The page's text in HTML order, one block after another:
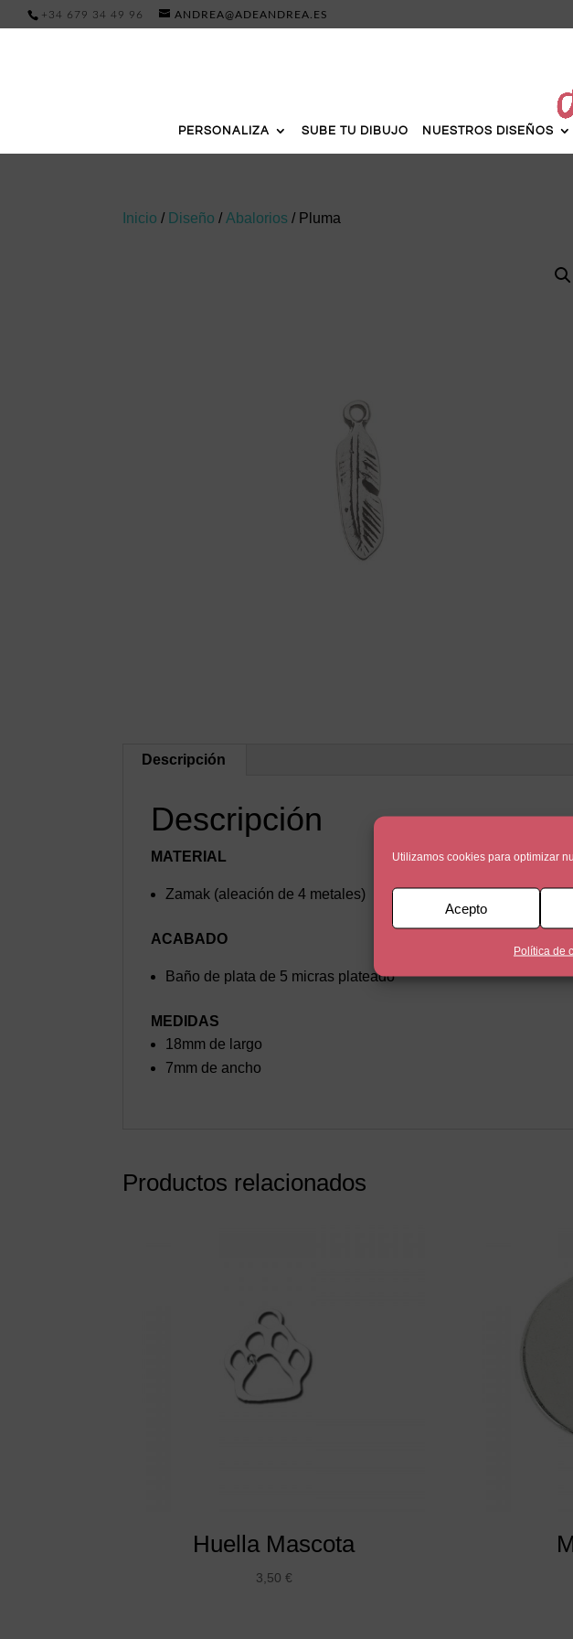
Utilizamos cookies para optimizar
Acepto
Política de
+34 679 34 49 96 ANDREA@ADEANDREA.ES
PERSONALIZA SUBE TU DIBUJO NUESTROS DISEÑOS
Inicio / Diseño /Abalorios / Pluma
Descripción
Descripción
MATERIAL
Zamak (aleación de 4 metales)
ACABADO
Baño de plata de 5 micras plateado
MEDIDAS
18mm de largo
7mm de ancho
Productos relacionados
Huella Mascota
3,50 €